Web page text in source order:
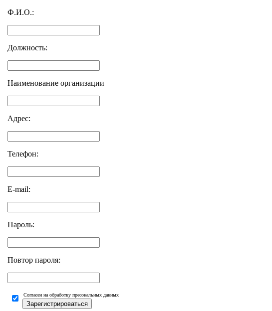
Ф.И.О.:
Должность:
Наименование организации
Адрес:
Телефон:
E-mail:
Пароль:
Повтор пароля:
Согласен на обработку пресональных данных
Зарегистрироваться